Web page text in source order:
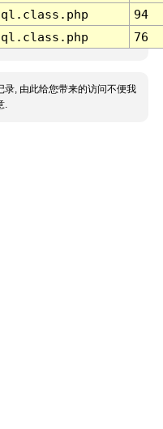
94
76
录, 由此给您带来的访问不便我
.